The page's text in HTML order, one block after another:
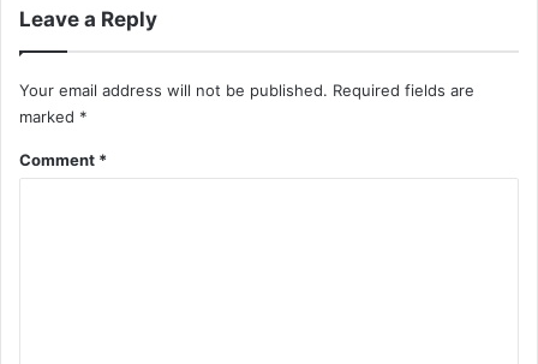
Leave a Reply
Your email address will not be published. Required fields are
marked *
Comment *